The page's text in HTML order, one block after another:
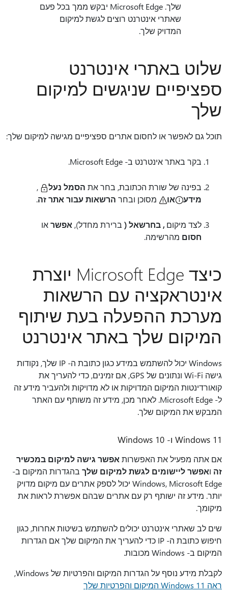
שלך. Microsoft Edge יבקש ממך בכל פעם
שאתרי אינטרנט רוצים לגשת למיקום
המדויק שלך.
שלוט באתרי אינטרנט
ספציפיים שניגשים למיקום
שלך
תוכל גם לאפשר או לחסום אתרים ספציפיים מגישה למיקום שלך:
בקר באתר אינטרנט ב- Microsoft Edge.
בפינה של שורת הכתובת, בחר את הסמל נעל
,
מידע
או מסוכן ובחר הרשאות עבור אתר זה.
לצד מיקום , בחרשאל ( ברירת מחדל), אפשראו
חסום מהרשימה.
כיצד Microsoft Edge יוצרת
אינטראקציה עם הרשאות
מערכת ההפעלה בעת שיתוף
המיקום שלך באתר אינטרנט
Windows יכול להשתמש במידע כגון כתובת ה- IP שלך, נקודות
גישה Wi-Fi ונתונים של GPS, אם זמינים, כדי להעריך את
קואורדינטות המיקום המדויקות או לא מדויקות ולהעביר מידע זה
ל- Microsoft Edge. לאחר מכן, מידע זה משותף עם האתר
המבקש את המיקום שלך.
Windows 11 ו- Windows 10
אם אתה מפעיל את האפשרות אפשר גישה למיקום במכשיר
זה ואפשר ליישומים לגשת למיקום שלך בהגדרות המיקום ב-
Windows, Microsoft Edge יכול לספק אתרים עם מיקום מדויק
יותר. מידע זה ישותף רק עם אתרים שבהם אפשרת לראות את
מיקומך.
שים לב שאתרי אינטרנט יכולים להשתמש בשיטות אחרות, כגון
חיפוש כתובת ה- IP כדי להעריך את המיקום שלך אם הגדרות
המיקום ב- Windows מכובות.
לקבלת מידע נוסף על הגדרות המיקום והפרטיות של Windows,
ראה Windows 11 המיקום והפרטיות שלך